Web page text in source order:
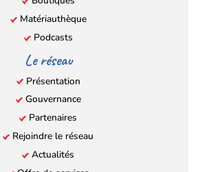
Matériauthèque
Podcasts
Le réseau
Présentation
Gouvernance
Partenaires
Rejoindre le réseau
Actualités